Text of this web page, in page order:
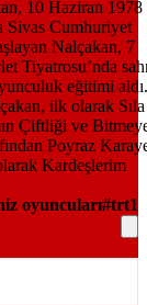
oyuncuları trt1